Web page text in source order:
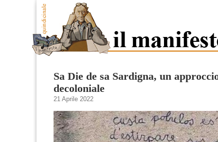
Sa Die de sa Sardigna, un
decoloniale
21 Aprile 2022